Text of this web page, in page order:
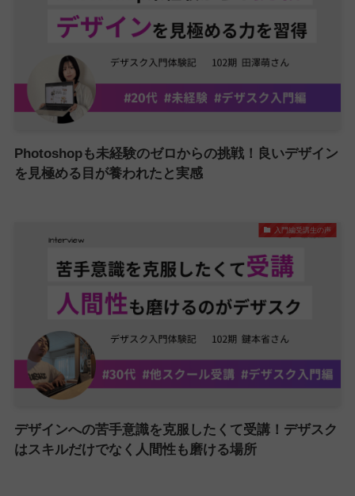
Photoshopも未経験のゼロからの挑戦！良いデザイン
を見極める目が養われたと実感
入門編受講生の声
デザインへの苦手意識を克服したくて受講！デザスク
はスキルだけでなく人間性も磨ける場所